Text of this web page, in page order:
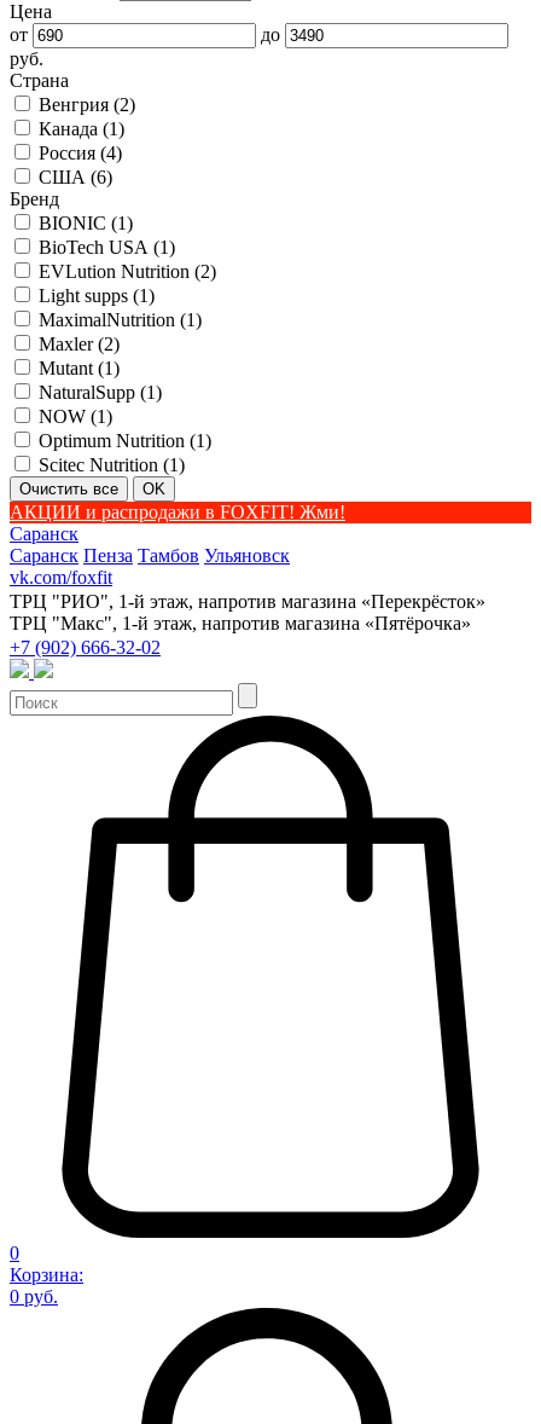
Цена
от
до
руб.
Страна
Венгрия (2)
Канада (1)
Россия (4)
США (6)
Бренд
BIONIC (1)
BioTech USA (1)
EVLution Nutrition (2)
Light supps (1)
MaximalNutrition (1)
Maxler (2)
Mutant (1)
NaturalSupp (1)
NOW (1)
Optimum Nutrition (1)
Scitec Nutrition (1)
АКЦИИ и распродажи в FOXFIT! Жми!
Саранск
Саранск Пенза Тамбов Ульяновск
vk.com/foxfit
ТРЦ "РИО", 1-й этаж, напротив магазина «Перекрёсток»
ТРЦ "Макс", 1-й этаж, напротив магазина «Пятёрочка»
+7 (902) 666-32-02
0
Корзина:
0 руб.